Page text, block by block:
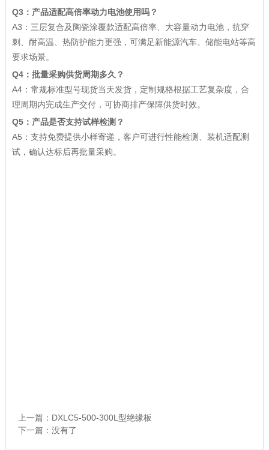
Q3：产品适配高倍率动力电池使用吗？
A3：三层复合及陶瓷涂覆款适配高倍率、大容量动力电池，抗穿
刺、耐高温、热防护能力更强，可满足新能源汽车、储能电站等高
要求场景。
Q4：批量采购供货周期多久？
A4：常规标准型号现货当天发货，定制规格根据工艺复杂度，合
理周期内完成生产交付，可协商排产保障供货时效。
Q5：产品是否支持试样检测？
A5：支持免费提供小样寄递，客户可进行性能检测、装机适配测
试，确认达标后再批量采购。
上一篇： DXLC5-500-300L型绝缘板
下一篇：没有了